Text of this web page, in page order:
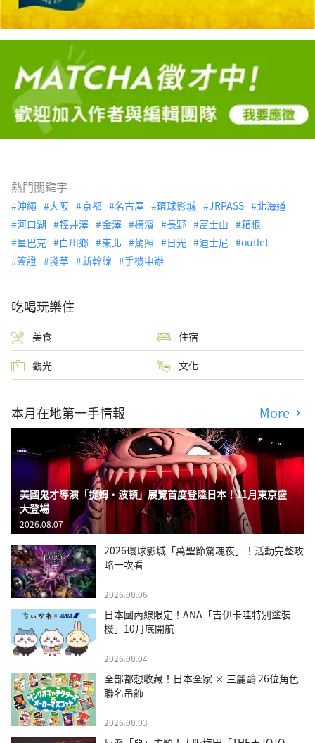
熱門關鍵字
沖繩 大阪 京都 名古屋 環球影城 JRPASS
北海道
河口湖
輕井澤 金澤 橫濱 長野 富士山
箱根
星巴克
白川鄉 東北 駕照 日光 迪士尼
outlet
簽證
淺草 新幹線 手機申辦
吃喝玩樂住
美食 住宿
觀光 文化
本月在地第一手情報 More
美國鬼才導演「提姆・波頓」展覽首度登陸日本！11月東京盛
大登場
2026.08.07
2026環球影城「萬聖節驚魂夜」！活動完整攻
略一次看
2026.08.06
日本國內線限定！ANA「吉伊卡哇特別塗裝
機」10月底開航
2026.08.04
全部都想收藏！日本全家 × 三麗鷗 26位角色
聯名吊飾
2026.08.03